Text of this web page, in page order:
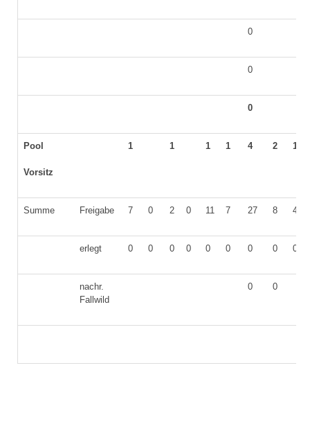
0
0
0
Pool
Vorsitz
1 1 1 1 4 2 1
Summe Freigabe 7 0 2 0 11 7 27 8 4
erlegt 0 0 0 0 0 0 0 0 0
nachr.
Fallwild
0 0